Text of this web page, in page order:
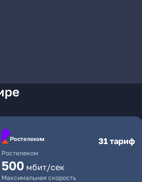
Ростелеком
31 тариф
500 мбит/сек
Максимальная скорость